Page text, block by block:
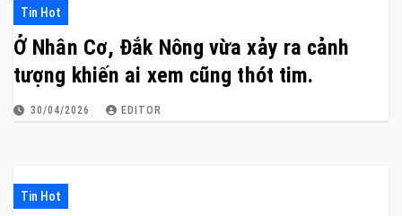
Tin Hot
Ở Nhân Cơ, Đắk Nông vừa xảy ra cảnh
tượng khiến ai xem cũng thót tim.
30/04/2026 EDITOR
Tin Hot